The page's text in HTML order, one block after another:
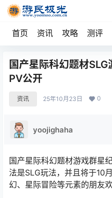
首页 资讯 攻略 测评
国产星际科幻题材
PV公开
资讯 25年10月23日 0
yoojighaha
国产星际科幻题材游戏群星
法是SLG玩法，并且将于10
幻、星际冒险等元素的朋友